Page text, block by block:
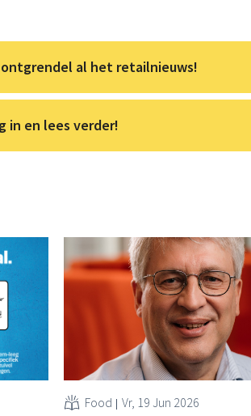
al het retailnieuws!
in en lees verder!
Food Vr, 19 Jun 2026